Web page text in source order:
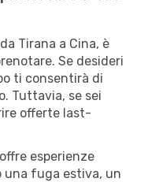
Tirana a Cina, è
Se desideri
ti consentirà di
Tuttavia, se sei
offerte last-
esperienze
una fuga estiva, un